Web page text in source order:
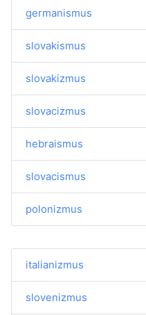
germanismus
slovakismus
slovakizmus
slovacizmus
hebraismus
slovacismus
polonizmus
italianizmus
slovenizmus